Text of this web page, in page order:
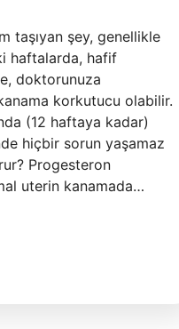
taşıyan şey, genellikle
haftalarda, hafif
doktorunuza
korkutucu olabilir.
(12 haftaya kadar)
hiçbir sorun yaşamaz
Progesteron
uterin kanamada…